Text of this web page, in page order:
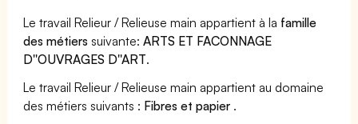
Le travail Relieur / Relieuse main appartient à la famille
des métiers suivante:ARTS ET FACONNAGE
D''OUVRAGES D''ART.
Le travail Relieur / Relieuse main appartient au domaine
des métiers suivants : Fibres et papier .